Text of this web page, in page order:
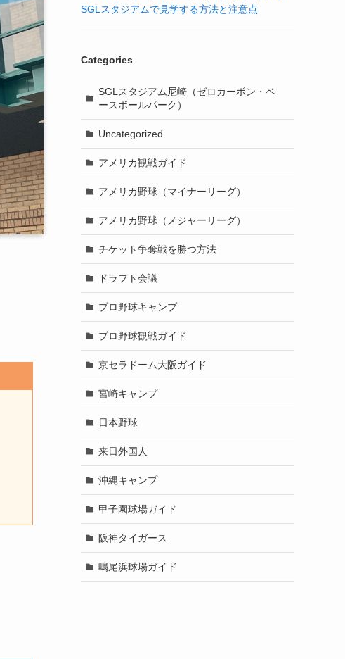
SGLスタジアムで見学する方法と注意点
Categories
SGLスタジアム尼崎（ゼロカーボン・ベ
ースボールパーク）
Uncategorized
アメリカ観戦ガイド
アメリカ野球（マイナーリーグ）
アメリカ野球（メジャーリーグ）
チケット争奪戦を勝つ方法
ドラフト会議
プロ野球キャンプ
プロ野球観戦ガイド
京セラドーム大阪ガイド
宮崎キャンプ
日本野球
来日外国人
沖縄キャンプ
甲子園球場ガイド
阪神タイガース
鳴尾浜球場ガイド